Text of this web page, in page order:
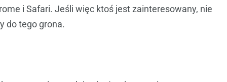
i Safari. Jeśli więc ktoś jest zainteresowany, nie
do tego grona.